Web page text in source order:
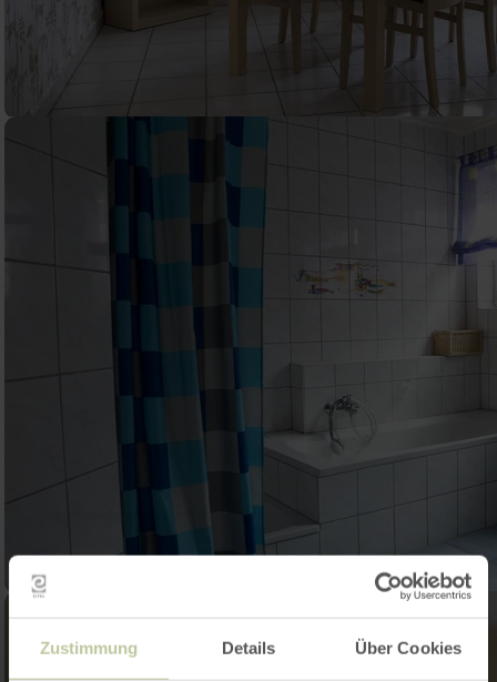
Zustimmung Details Über Cookies